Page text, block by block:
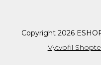
Vytvořil
Copyright 2026